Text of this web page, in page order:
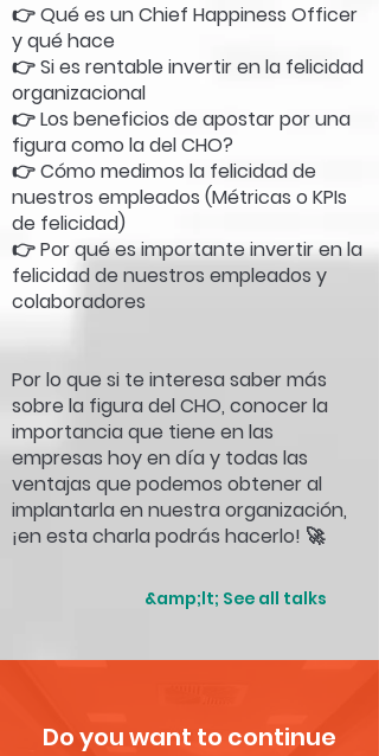
👉 Qué es un Chief Happiness Officer
y qué hace
👉 Si es rentable invertir en la felicidad
organizacional
👉 Los beneficios de apostar por una
figura como la del CHO?
👉 Cómo medimos la felicidad de
nuestros empleados (Métricas o KPIs
de felicidad)
👉 Por qué es importante invertir en la
felicidad de nuestros empleados y
colaboradores
Por lo que si te interesa saber más
sobre la figura del CHO, conocer la
importancia que tiene en las
empresas hoy en día y todas las
ventajas que podemos obtener al
implantarla en nuestra organización,
¡en esta charla podrás hacerlo! 🚀
&amp;lt; See all talks
Do you want to continue